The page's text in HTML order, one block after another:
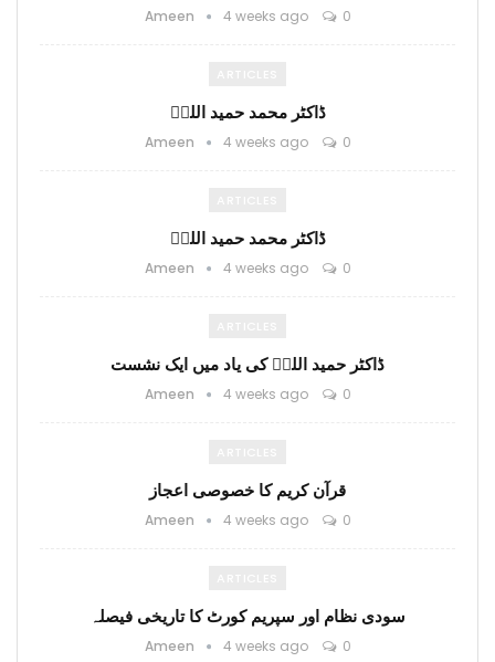
Ameen 4 weeks ago 0
ڈاکٹر محمد حمید اللہؒ
Ameen 4 weeks ago 0
ڈاکٹر محمد حمید اللہؒ
Ameen 4 weeks ago 0
ڈاکٹر حمید اللہؒ کی یاد میں ایک نشست
Ameen 4 weeks ago 0
قرآن کریم کا خصوصی اعجاز
Ameen 4 weeks ago 0
سودی نظام اور سپریم کورٹ کا تاریخی فیصلہ
Ameen 4 weeks ago 0